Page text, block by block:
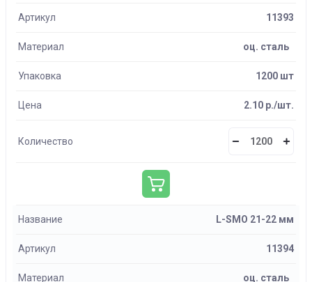
Артикул 11393
Материал оц. сталь
Упаковка 1200 шт
Цена 2.10 р./шт.
Количество
Название L-SMO 21-22 мм
Артикул 11394
Материал оц. сталь